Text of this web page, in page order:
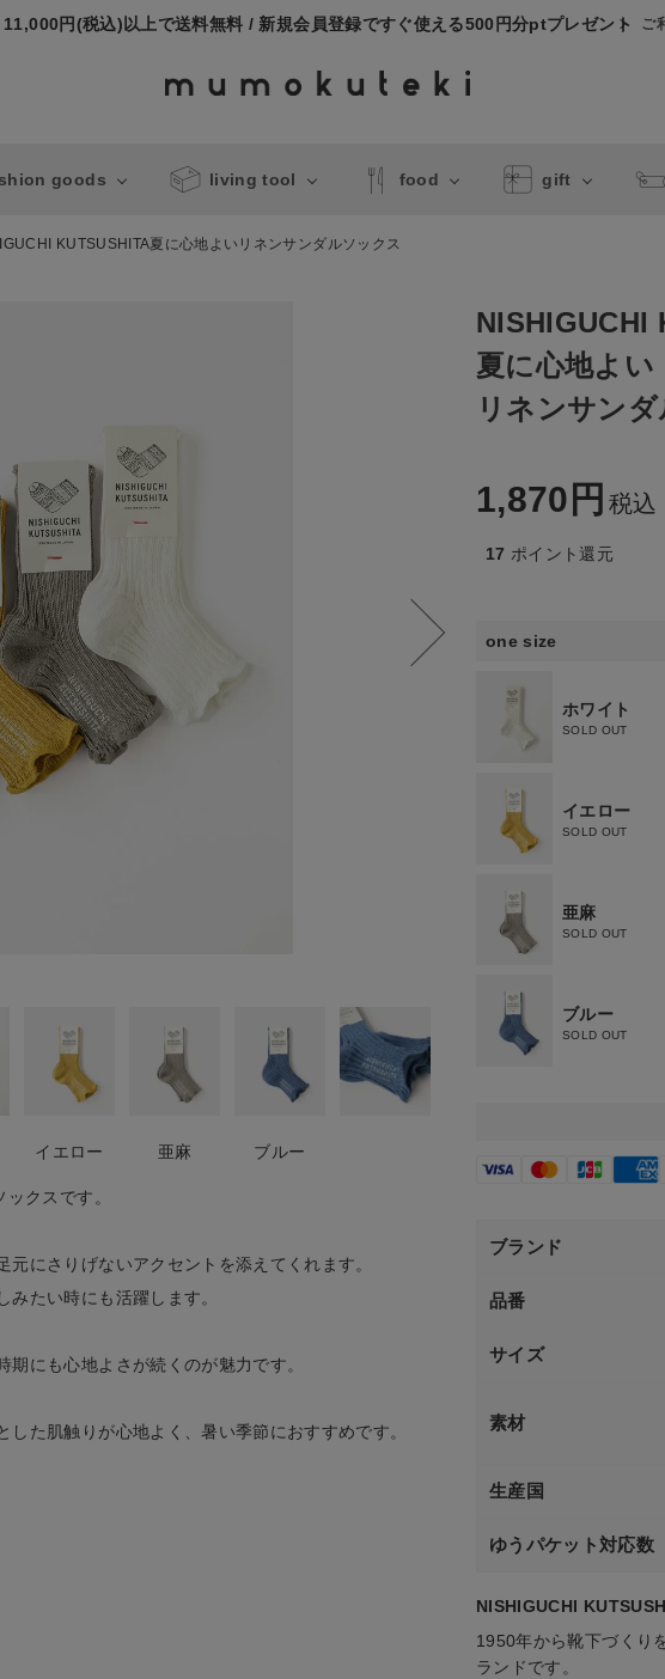
11,000円(税込)以上で送料無料 / 新規会員登録ですぐ使える500円分ptプレゼント ご
goods living tool food gift
KUTSUSHITA夏に心地よいリネンサンダルソックス
イエロー 亜麻 ブルー
クスです。
にさりげないアクセントを添えてくれます。
たい時にも活躍します。
にも心地よさが続くのが魅力です。
た肌触りが心地よく、暑い季節におすすめです。
NISHIGUCHI
夏に心地よい
リネンサン
1,870 税込
17 ポイント還元
one size
ホワイト
SOLD OUT
イエロー
SOLD OUT
亜麻
SOLD OUT
ブルー
SOLD OUT
ブランド
品番
サイズ
素材
生産国
ゆうパケット対応数
NISHIGUCHI
1950年から靴下づくり
ランドです。